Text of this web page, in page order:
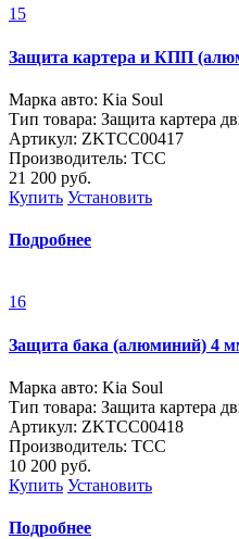
15
Защита картера и КПП
Марка авто: Kia Soul
Тип товара: Защита картера
Артикул: ZKTCC00417
Производитель: ТСС
21 200 руб.
Купить Установить
Подробнее
16
Защита бака (алюминий) 4
Марка авто: Kia Soul
Тип товара: Защита картера
Артикул: ZKTCC00418
Производитель: ТСС
10 200 руб.
Купить Установить
Подробнее